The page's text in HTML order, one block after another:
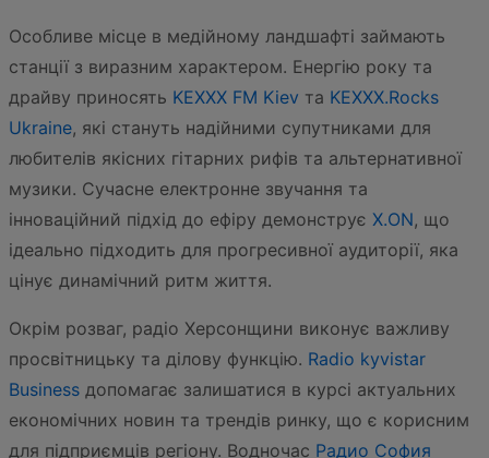
Особливе місце в медійному ландшафті займають
станції з виразним характером. Енергію року та
драйву приносять KEXXX FM Kiev та KEXXX.Rocks
Ukraine, які стануть надійними супутниками для
любителів якісних гітарних рифів та альтернативної
музики. Сучасне електронне звучання та
інноваційний підхід до ефіру демонструє X.ON, що
ідеально підходить для прогресивної аудиторії, яка
цінує динамічний ритм життя.
Окрім розваг, радіо Херсонщини виконує важливу
просвітницьку та ділову функцію. Radio kyvistar
Business допомагає залишатися в курсі актуальних
економічних новин та трендів ринку, що є корисним
для підприємців регіону. Водночас Радио София